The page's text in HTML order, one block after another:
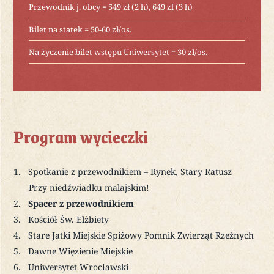
Przewodnik j. obcy = 549 zł (2 h), 649 zl (3 h)
Bilet na statek = 50-60 zł/os.
Na życzenie bilet wstępu Uniwersytet = 30 zł/os.
Program wycieczki
Spotkanie z przewodnikiem – Rynek, Stary Ratusz
Przy niedźwiadku malajskim!
Spacer z przewodnikiem
Kościół Św. Elżbiety
Stare Jatki Miejskie Spiżowy Pomnik Zwierząt Rzeźnych
Dawne Więzienie Miejskie
Uniwersytet Wrocławski